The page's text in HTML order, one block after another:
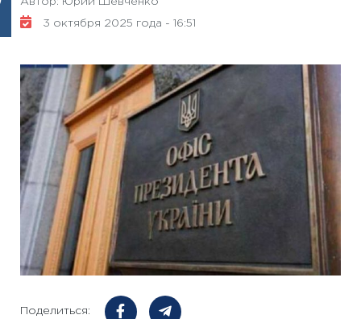
3 октября 2025 года - 16:51
Поделиться: